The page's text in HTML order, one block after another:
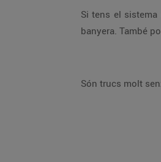
Si tens el sistema de calefactor o acumulador d'aigua elèctric, no allarguis la